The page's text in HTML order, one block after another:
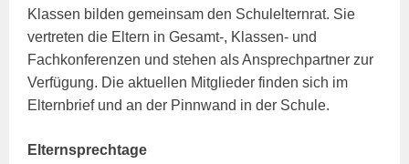
Klassen bilden gemeinsam den Schulelternrat. Sie
vertreten die Eltern in Gesamt-, Klassen- und
Fachkonferenzen und stehen als Ansprechpartner zur
Verfügung. Die aktuellen Mitglieder finden sich im
Elternbrief und an der Pinnwand in der Schule.
Elternsprechtage